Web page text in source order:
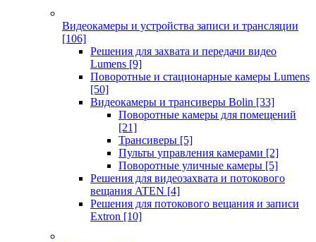
Видеокамеры и устройства записи и трансляции
[106]
Решения для захвата и передачи видео
Lumens [9]
Поворотные и стационарные камеры Lumens
[50]
Видеокамеры и трансиверы Bolin [33]
Поворотные камеры для помещений
[21]
Трансиверы [5]
Пульты управления камерами [2]
Поворотные уличные камеры [5]
Решения для видеозахвата и потокового
вещания ATEN [4]
Решения для потокового вещания и записи
Extron [10]